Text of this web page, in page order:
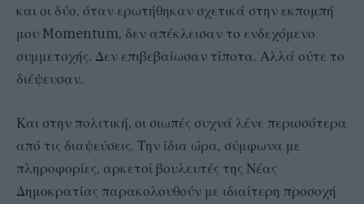
και οι δύο, όταν ερωτήθηκαν σχετικά στην εκπομπή
μου Momentum, δεν απέκλεισαν το ενδεχόμενο
συμμετοχής. Δεν επιβεβαίωσαν τίποτα. Αλλά ούτε το
διέψευσαν.
Και στην πολιτική, οι σιωπές συχνά λένε περισσότερα
από τις διαψεύσεις. Την ίδια ώρα, σύμφωνα με
πληροφορίες, αρκετοί βουλευτές της Νέας
Δημοκρατίας παρακολουθούν με ιδιαίτερη προσοχή